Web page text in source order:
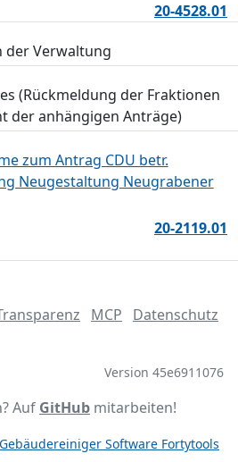
20-4528.01
der Verwaltung
(Rückmeldung der Fraktionen
der anhängigen Anträge)
zum Antrag CDU betr.
Neugestaltung Neugrabener
20-2119.01
MCP
Datenschutz
Version 45e6911076
Auf GitHub mitarbeiten!
Gebäudereiniger Software Fortytools